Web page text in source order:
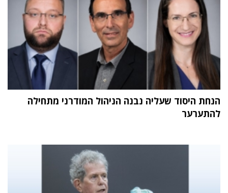
הנחת היסוד שעליה נבנה הניהול המודרני מתחילה
להתערער